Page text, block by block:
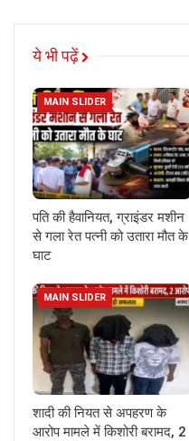
ये भी पढ़ें
MAIN SLIDER
पति की हैवानियत, ग्राइंडर मशीन
से गला रेत पत्नी को उतारा मौत के
घाट
MAIN SLIDER
शादी की नियत से अपहरण के
आरोप मामले में किशोरी बरामद, 2